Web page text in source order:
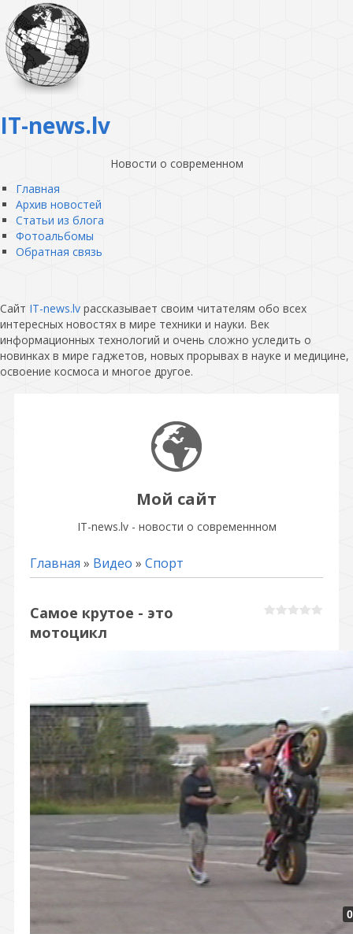
IT-news.lv
Новости о современном
Главная
Архив новостей
Статьи из блога
Фотоальбомы
Обратная связь
Сайт IT-news.lv рассказывает своим читателям обо всех
интересных новостях в мире техники и науки. Век
информационных технологий и очень сложно уследить о
новинках в мире гаджетов, новых прорывах в науке и медицине,
освоение космоса и многое другое.
Мой сайт
IT-news.lv - новости о современнном
Главная » Видео » Спорт
Самое крутое - это
мотоцикл